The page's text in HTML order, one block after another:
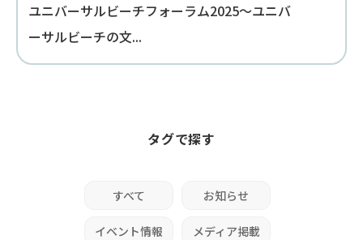
ユニバーサルビーチフォーラム2025～ユニバ
ーサルビーチの文...
タグで探す
すべて お知らせ
イベント情報 メディア掲載